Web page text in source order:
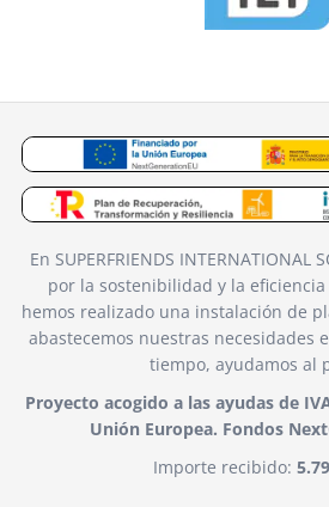
En SUPERFRIENDS INTERNATIONAL
por la sostenibilidad y la
hemos realizado una instalación de
abastecemos nuestras necesidades
tiempo, ayudamos al
Proyecto acogido a las ayudas de
Unión Europea. Fondos
Importe recibido: